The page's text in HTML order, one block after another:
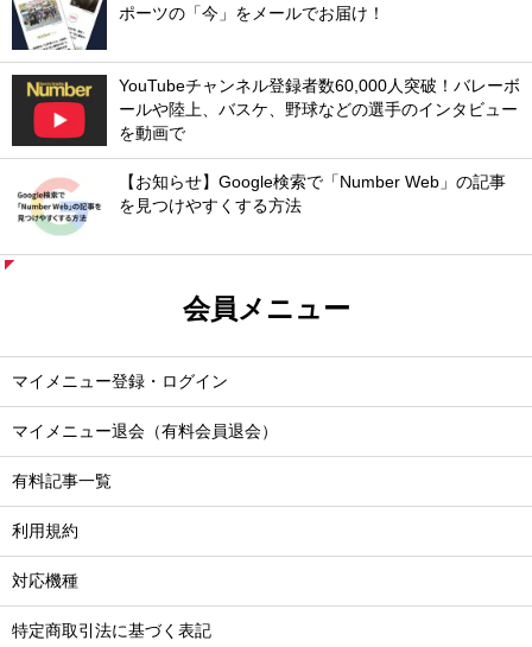
ポーツの「今」をメールでお届け！
YouTubeチャンネル登録者数60,000人突破！バレーボ
ールや陸上、バスケ、野球などの選手のインタビュー
を動画で
【お知らせ】Google検索で「Number Web」の記事
を見つけやすくする方法
会員メニュー
マイメニュー登録・ログイン
マイメニュー退会（有料会員退会）
有料記事一覧
利用規約
対応機種
特定商取引法に基づく表記